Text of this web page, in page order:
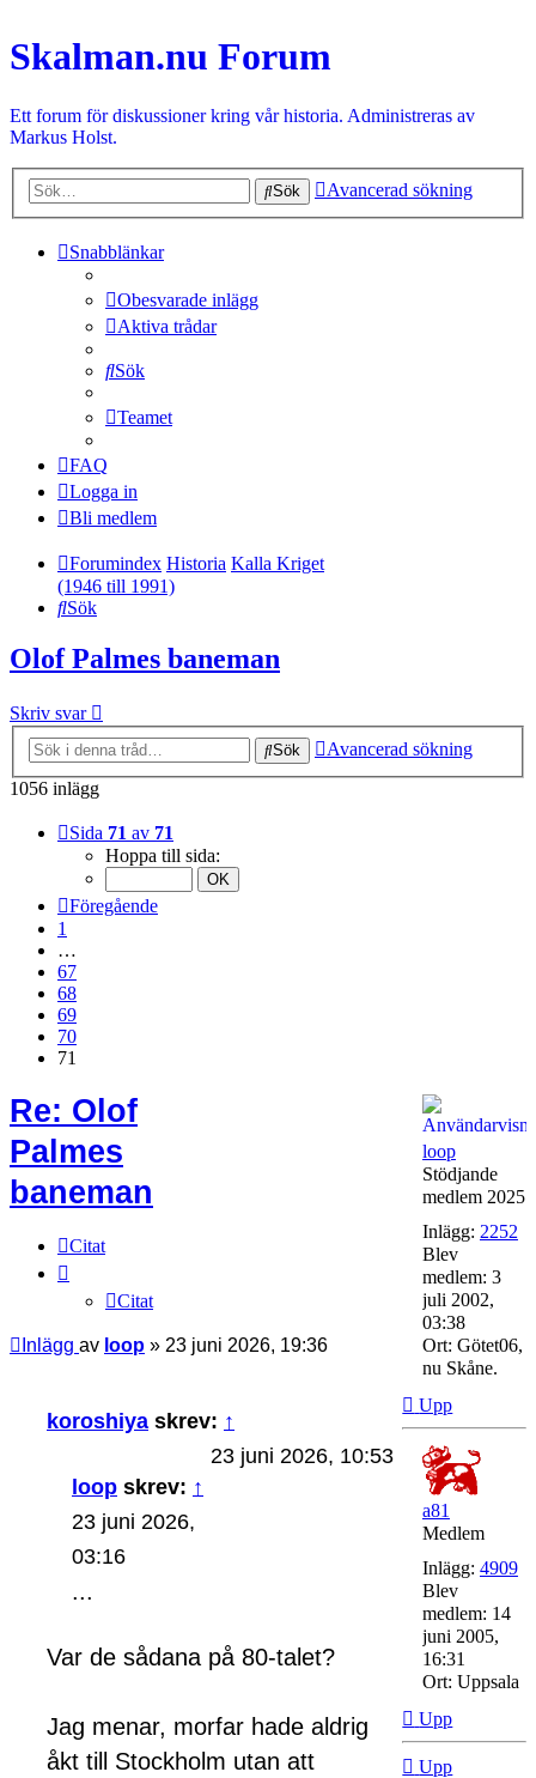
Skalman.nu Forum
Ett forum för diskussioner kring vår historia. Administreras av
Markus Holst.
Sök Avancerad sökning
Snabblänkar
Obesvarade inlägg
Aktiva trådar
Sök
Teamet
FAQ
Logga in
Bli medlem
Forumindex Historia Kalla Kriget
(1946 till 1991)
Sök
Olof Palmes baneman
Skriv svar
Sök
Avancerad sökning
1056 inlägg
Sida 71 av 71
Hoppa till sida:
Föregående
1
…
67
68
69
70
71
loop
Stödjande
medlem 2025
Inlägg: 2252
Blev
medlem: 3
juli 2002,
03:38
Ort: Götet06,
nu Skåne.
Re: Olof
Palmes
baneman
Citat
Citat
Inlägg av loop » 23 juni 2026, 19:36
koroshiya skrev: ↑
23 juni 2026, 10:53
loop skrev: ↑
23 juni 2026,
03:16
...
Var de sådana på 80-talet?
Jag menar, morfar hade aldrig
åkt till Stockholm utan att
Upp
a81
Medlem
Inlägg: 4909
Blev
medlem: 14
juni 2005,
16:31
Ort: Uppsala
Upp
Upp